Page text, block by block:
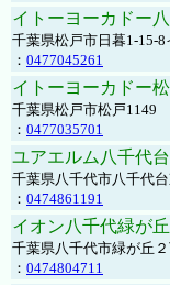
イトーヨーカドー
千葉県松戸市日暮1-15-
： 0477045261
イトーヨーカドー
千葉県松戸市松戸1149
： 0477035701
ユアエルム八千代
千葉県八千代市八千代
： 0474861191
イオン八千代緑が
千葉県八千代市緑が丘
： 0474804711